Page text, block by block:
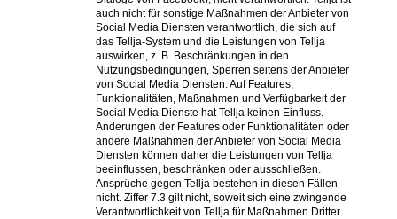
auch nicht für sonstige Maßnahmen der Anbieter von
Social Media Diensten verantwortlich, die sich auf
das Tellja-System und die Leistungen von Tellja
auswirken, z. B. Beschränkungen in den
Nutzungsbedingungen, Sperren seitens der Anbieter
von Social Media Diensten. Auf Features,
Funktionalitäten, Maßnahmen und Verfügbarkeit der
Social Media Dienste hat Tellja keinen Einfluss.
Änderungen der Features oder Funktionalitäten oder
andere Maßnahmen der Anbieter von Social Media
Diensten können daher die Leistungen von Tellja
beeinflussen, beschränken oder ausschließen.
Ansprüche gegen Tellja bestehen in diesen Fällen
nicht. Ziffer 7.3 gilt nicht, soweit sich eine zwingende
Verantwortlichkeit von Tellja für Maßnahmen Dritter